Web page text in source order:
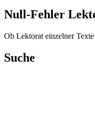
Null-Fehler
Ob Lektorat einzelner
Suche